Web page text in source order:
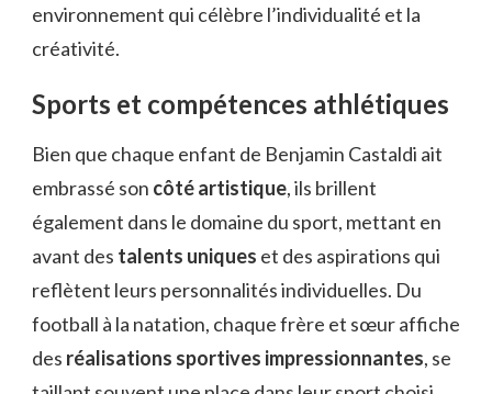
environnement qui célèbre l’individualité et la
créativité.
Sports et compétences athlétiques
Bien que chaque enfant de Benjamin Castaldi ait
embrassé son côté artistique, ils brillent
également dans le domaine du sport, mettant en
avant des talents uniques et des aspirations qui
reflètent leurs personnalités individuelles. Du
football à la natation, chaque frère et sœur affiche
des réalisations sportives impressionnantes, se